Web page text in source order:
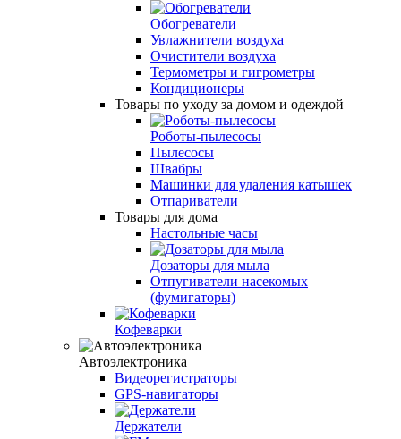
Обогреватели
Увлажнители воздуха
Очистители воздуха
Термометры и гигрометры
Кондиционеры
Товары по уходу за домом и одеждой
Роботы-пылесосы
Пылесосы
Швабры
Машинки для удаления катышек
Отпариватели
Товары для дома
Настольные часы
Дозаторы для мыла
Отпугиватели насекомых
(фумигаторы)
Кофеварки
Автоэлектроника
Видеорегистраторы
GPS-навигаторы
Держатели